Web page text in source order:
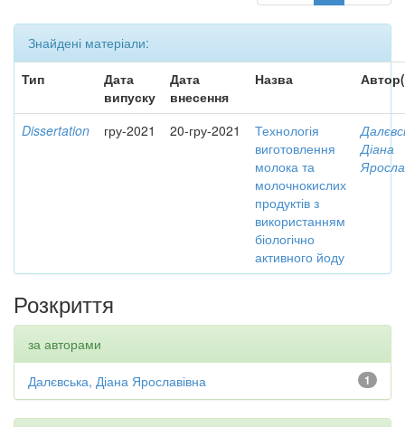
Знайдені матеріали:
Тип
Дата
випуску
Дата
внесення
Назва
Dissertation гру-2021 20-гру-2021
Технологія
виготовлення
молока та
молочнокислих
продуктів з
використанням
біологічно
активного йоду
Діана
Розкриття
за авторами
1
Далєвська, Діана Ярославівна